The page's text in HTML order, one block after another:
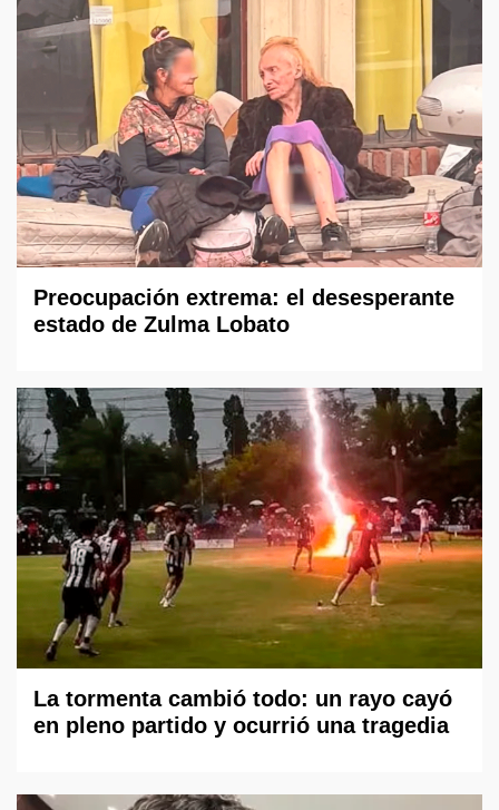
Preocupación extrema: el desesperante
estado de Zulma Lobato
La tormenta cambió todo: un rayo cayó
en pleno partido y ocurrió una tragedia